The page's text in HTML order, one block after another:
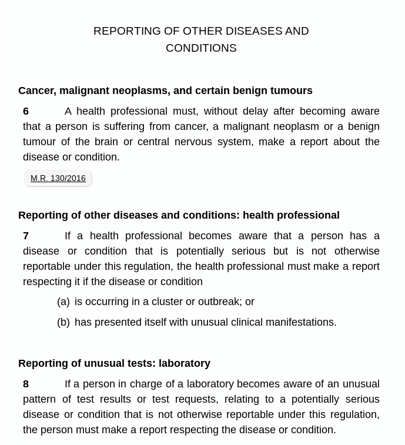
REPORTING OF OTHER DISEASES AND
CONDITIONS
Cancer, malignant neoplasms, and certain benign tumours
6
A health professional must, without delay after becoming aware
that a person is suffering from cancer, a malignant neoplasm or a benign
tumour of the brain or central nervous system, make a report about the
disease or condition.
M.R. 130/2016
Reporting of other diseases and conditions: health professional
7
If a health professional becomes aware that a person has a
disease or condition that is potentially serious but is not otherwise
reportable under this regulation, the health professional must make a report
respecting it if the disease or condition
(a) is occurring in a cluster or outbreak; or
(b) has presented itself with unusual clinical manifestations.
Reporting of unusual tests: laboratory
8
If a person in charge of a laboratory becomes aware of an unusual
pattern of test results or test requests, relating to a potentially serious
disease or condition that is not otherwise reportable under this regulation,
the person must make a report respecting the disease or condition.